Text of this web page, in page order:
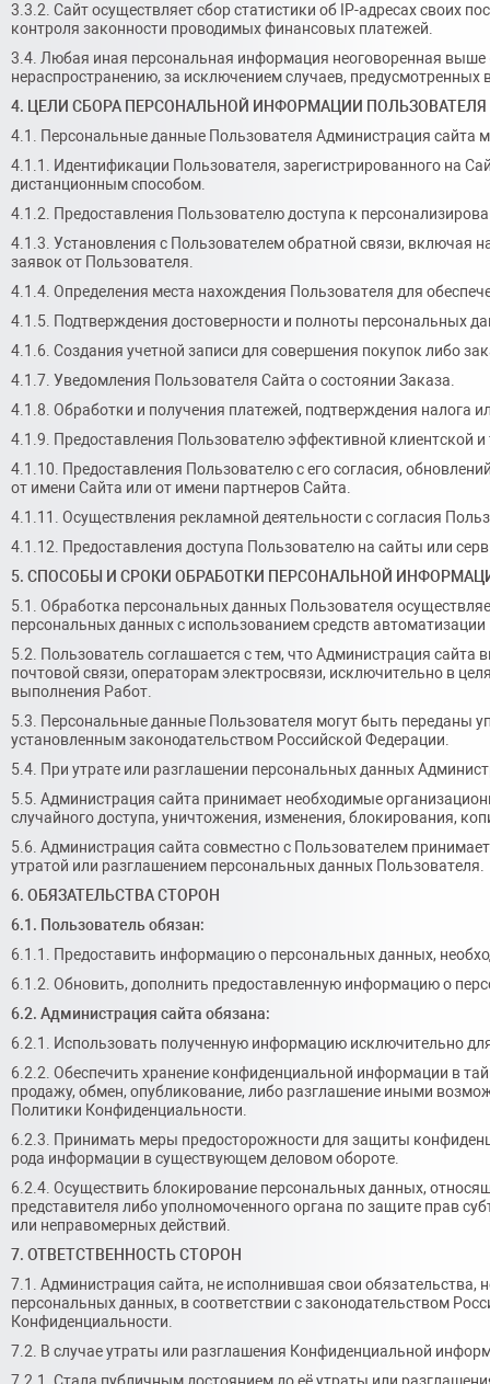
3.3.2. Сайт осуществляет сбор статистики об IP-адресах своих
контроля законности проводимых финансовых платежей.
3.4. Любая иная персональная информация неоговоренная
нераспространению, за исключением случаев,
4. ЦЕЛИ СБОРА ПЕРСОНАЛЬНОЙ ИНФОРМАЦИИ ПОЛЬЗОВАТЕЛЯ
4.1. Персональные данные Пользователя Администрация сайта
4.1.1. Идентификации Пользователя, зарегистрированного на
дистанционным способом.
4.1.2. Предоставления Пользователю доступа к
4.1.3. Установления с Пользователем обратной связи, включая
заявок от Пользователя.
4.1.4. Определения места нахождения Пользователя для
4.1.5. Подтверждения достоверности и полноты персональных
4.1.6. Создания учетной записи для совершения покупок либо
4.1.7. Уведомления Пользователя Сайта о состоянии Заказа.
4.1.8. Обработки и получения платежей, подтверждения налога
4.1.9. Предоставления Пользователю эффективной клиентской
4.1.10. Предоставления Пользователю с его согласия,
от имени Сайта или от имени партнеров Сайта.
4.1.11. Осуществления рекламной деятельности с согласия
4.1.12. Предоставления доступа Пользователю на сайты или
5. СПОСОБЫ И СРОКИ ОБРАБОТКИ ПЕРСОНАЛЬНОЙ
5.1. Обработка персональных данных Пользователя
персональных данных с использованием средств автоматизации
5.2. Пользователь соглашается с тем, что Администрация
почтовой связи, операторам электросвязи, исключительно в
выполнения Работ.
5.3. Персональные данные Пользователя могут быть переданы
установленным законодательством Российской Федерации.
5.4. При утрате или разглашении персональных данных
5.5. Администрация сайта принимает необходимые
случайного доступа, уничтожения, изменения, блокирования,
5.6. Администрация сайта совместно с Пользователем
утратой или разглашением персональных данных Пользователя.
6. ОБЯЗАТЕЛЬСТВА СТОРОН
6.1. Пользователь обязан:
6.1.1. Предоставить информацию о персональных данных,
6.1.2. Обновить, дополнить предоставленную информацию о
6.2. Администрация сайта обязана:
6.2.1. Использовать полученную информацию исключительно
6.2.2. Обеспечить хранение конфиденциальной информации в
продажу, обмен, опубликование, либо разглашение иными
Политики Конфиденциальности.
6.2.3. Принимать меры предосторожности для защиты
рода информации в существующем деловом обороте.
6.2.4. Осуществить блокирование персональных данных,
представителя либо уполномоченного органа по защите прав
или неправомерных действий.
7. ОТВЕТСТВЕННОСТЬ СТОРОН
7.1. Администрация сайта, не исполнившая свои
персональных данных, в соответствии с законодательством
Конфиденциальности.
7.2. В случае утраты или разглашения Конфиденциальной